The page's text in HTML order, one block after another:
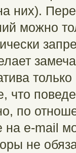
них).
можно
что
по
e-mail
не